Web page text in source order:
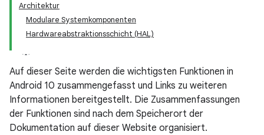
Architektur
Modulare Systemkomponenten
Hardwareabstraktionsschicht (HAL)
Auf dieser Seite werden die wichtigsten Funktionen in
Android 10 zusammengefasst und Links zu weiteren
Informationen bereitgestellt. Die Zusammenfassungen
der Funktionen sind nach dem Speicherort der
Dokumentation auf dieser Website organisiert.